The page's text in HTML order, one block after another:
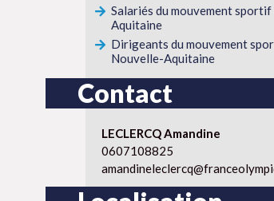
Salariés du mouvement
Aquitaine
Dirigeants du mouvement
Nouvelle-Aquitaine
Contact
LECLERCQ Amandine
0607108825